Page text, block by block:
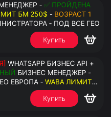
МЕНЕДЖЕР - ✅ ПРОЙДЕНА
БМ 250$ - ВОЗРАСТ 1
- ПОД ВСЕ ГЕО
Купить
WHATSAPP БИЗНЕС API +
БИЗНЕС МЕНЕДЖЕР -
ЕВРОПА - WABA ЛИМИТ
К ПРИВЯЗКЕ ДО 20
Купить